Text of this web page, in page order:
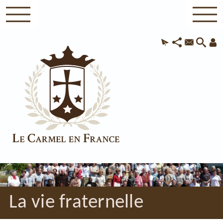
La vie fraternelle